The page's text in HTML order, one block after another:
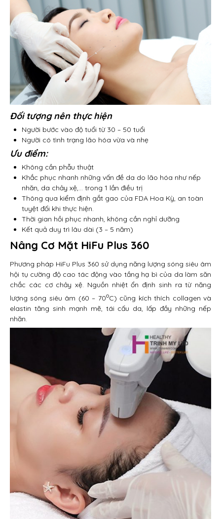
Đối tượng nên thực hiện
Người bước vào độ tuổi từ 30 – 50 tuổi
Người có tình trạng lão hóa vừa và nhẹ
Ưu điểm:
Không cần phẫu thuật
Khắc phục nhanh những vấn đề da do lão hóa như nếp
nhăn, da chảy xệ,… trong 1 lần điều trị
Thông qua kiểm định gắt gao của FDA Hoa Kỳ, an toàn
tuyệt đối khi thực hiện.
Thời gian hồi phục nhanh, không cần nghỉ dưỡng
Kết quả duy trì lâu dài (3 – 5 năm)
Nâng Cơ Mặt HiFu Plus 360
Phương pháp HiFu Plus 360 sử dụng năng lượng sóng siêu âm
hội tụ cường độ cao tác động vào tầng hạ bì của da làm săn
chắc các cơ chảy xệ. Nguồn nhiệt ổn định sinh ra từ năng
lượng sóng siêu âm (60 – 70oC) cũng kích thích collagen và
elastin tăng sinh mạnh mẽ, tái cấu da, lấp đầy những nếp
nhăn.